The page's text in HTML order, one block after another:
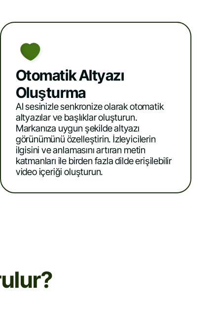
Otomatik Altyazı
Oluşturma
AI sesinizle senkronize olarak otomatik
altyazılar ve başlıklar oluşturun.
Markanıza uygun şekilde altyazı
görünümünü özelleştirin. İzleyicilerin
ilgisini ve anlamasını artıran metin
katmanları ile birden fazla dilde erişilebilir
video içeriği oluşturun.